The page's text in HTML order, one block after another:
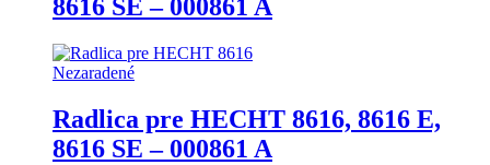
8616 SE – 000861 A
Nezaradené
Radlica pre HECHT 8616, 8616 E,
8616 SE – 000861 A